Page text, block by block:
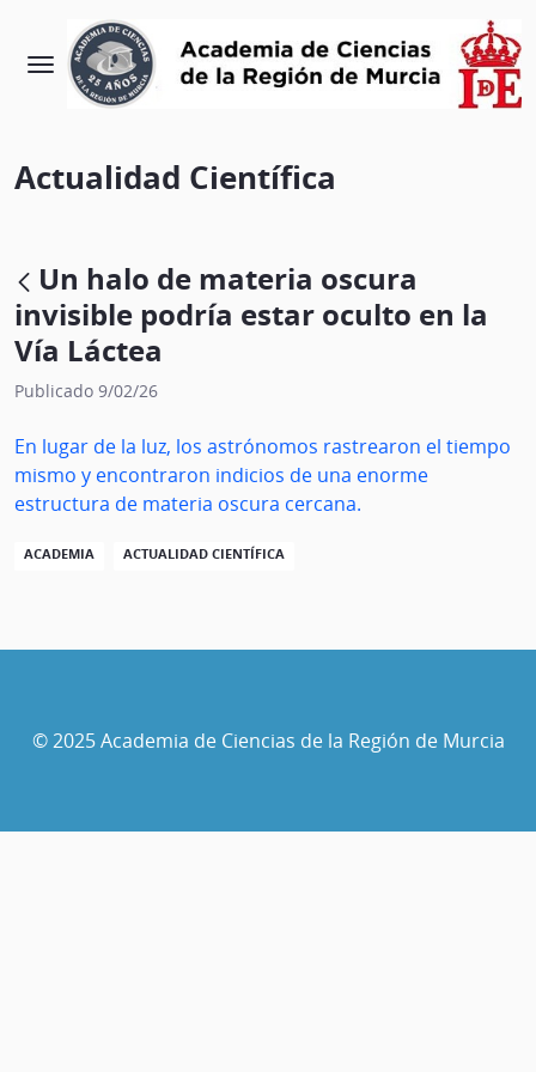
Actualidad Científica
Un halo de materia oscura
invisible podría estar oculto en la
Vía Láctea
Publicado 9/02/26
En lugar de la luz, los astrónomos rastrearon el tiempo
mismo y encontraron indicios de una enorme
estructura de materia oscura cercana.
ACADEMIA ACTUALIDAD CIENTÍFICA
© 2025 Academia de Ciencias de la Región de Murcia